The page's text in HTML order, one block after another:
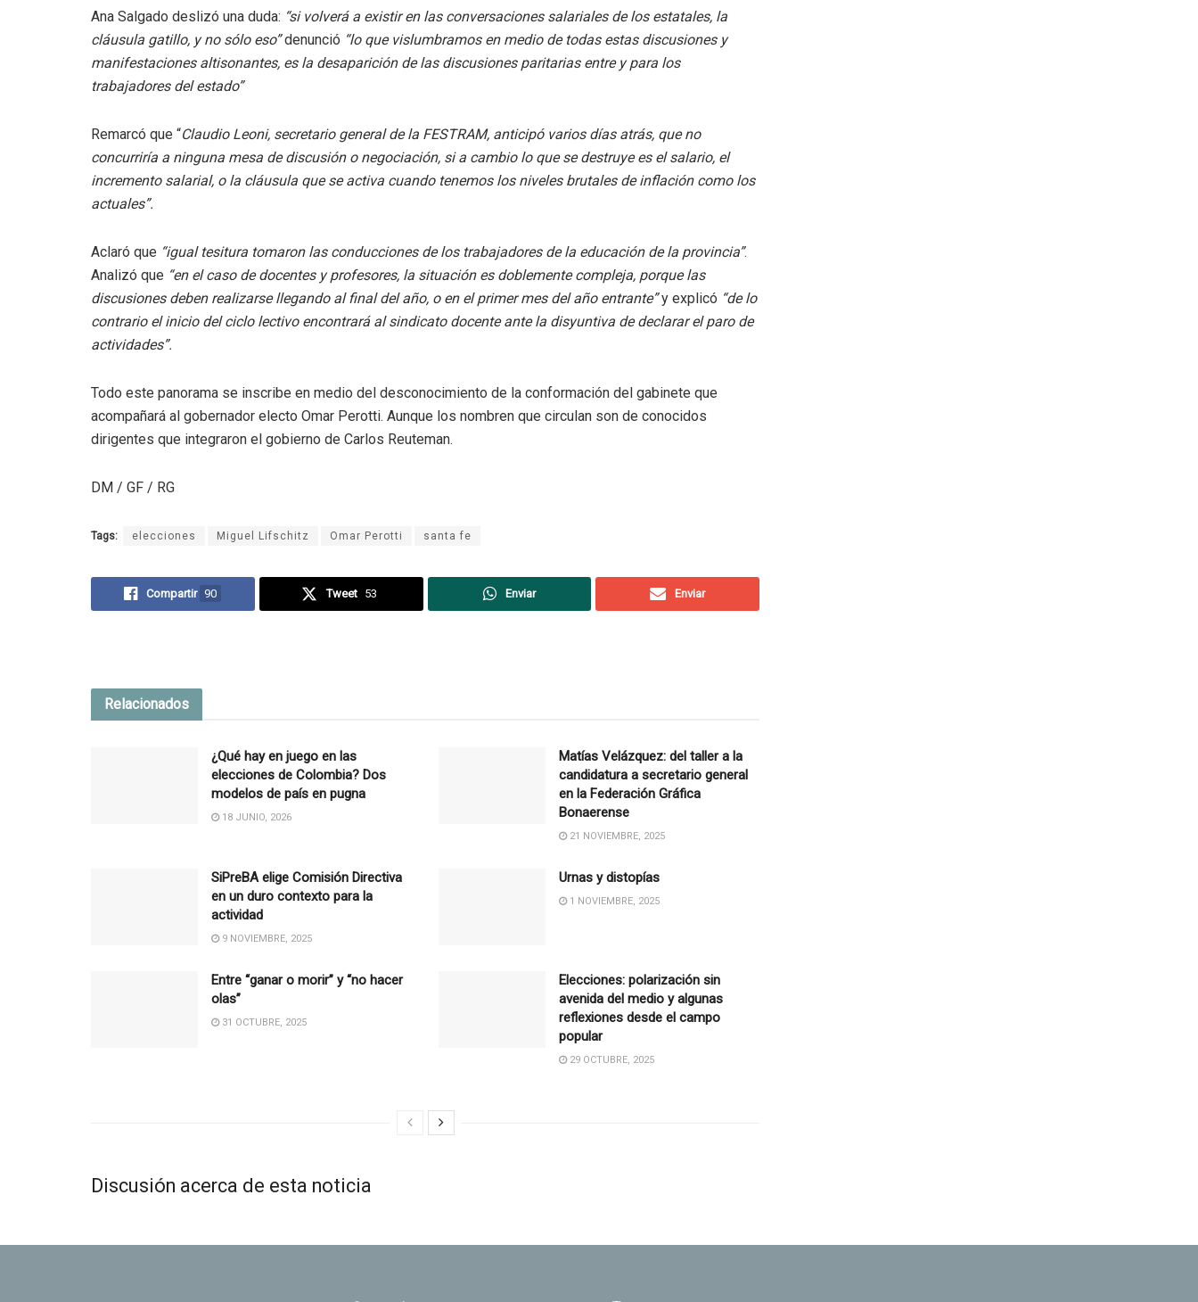
Ana Salgado deslizó una duda: “si volverá a existir en las conversaciones salariales de los estatales, la
cláusula gatillo, y no sólo eso”denunció “lo que vislumbramos en medio de todas estas discusiones y
manifestaciones altisonantes, es la desaparición de las discusiones paritarias entre y para los
trabajadores del estado”
Remarcó que “Claudio Leoni, secretario general de la FESTRAM, anticipó varios días atrás, que no
concurriría a ninguna mesa de discusión o negociación, si a cambio lo que se destruye es el salario, el
incremento salarial, o la cláusula que se activa cuando tenemos los niveles brutales de inflación como los
actuales”.
Aclaró que “igual tesitura tomaron las conducciones de los trabajadores de la educación de la provincia”.
Analizó que “en el caso de docentes y profesores, la situación es doblemente compleja, porque las
discusiones deben realizarse llegando al final del año, o en el primer mes del año entrante”y explicó “de lo
contrario el inicio del ciclo lectivo encontrará al sindicato docente ante la disyuntiva de declarar el paro de
actividades”.
Todo este panorama se inscribe en medio del desconocimiento de la conformación del gabinete que
acompañará al gobernador electo Omar Perotti. Aunque los nombren que circulan son de conocidos
dirigentes que integraron el gobierno de Carlos Reuteman.
DM / GF / RG
Tags: elecciones Miguel Lifschitz Omar Perotti santa fe
Compartir 90 Tweet 53 Enviar Enviar
Relacionados
¿Qué hay en juego en las
elecciones de Colombia? Dos
modelos de país en pugna
18 JUNIO, 2026
Matías Velázquez: del taller a la
candidatura a secretario general
en la Federación Gráfica
Bonaerense
21 NOVIEMBRE, 2025
SiPreBA elige Comisión Directiva
en un duro contexto para la
actividad
9 NOVIEMBRE, 2025
Urnas y distopías
1 NOVIEMBRE, 2025
Entre “ganar o morir” y “no hacer
olas”
31 OCTUBRE, 2025
Elecciones: polarización sin
avenida del medio y algunas
reflexiones desde el campo
popular
29 OCTUBRE, 2025
Discusión acerca de esta noticia